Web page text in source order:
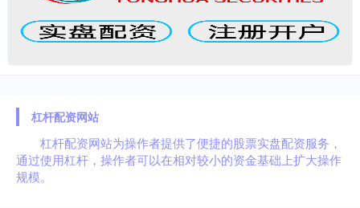
杠杆配资网站
杠杆配资网站为操作者提供了便捷的股票实盘配资服务，
通过使用杠杆，操作者可以在相对较小的资金基础上扩大操作
规模。